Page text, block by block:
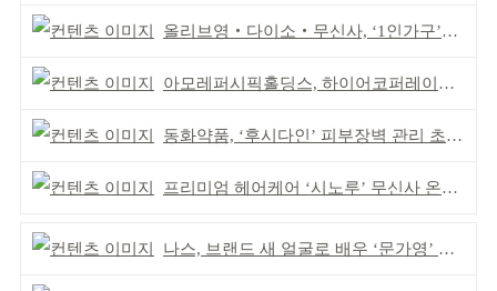
올리브영‧다이소‧무신사, ‘1인가구’가 이끈다
아모레퍼시픽홀딩스, 하이어코퍼레이션과 투자계약
동화약품, ‘후시다인’ 피부장벽 관리 초점 ‘리브랜딩’
프리미엄 헤어케어 ‘시노루’ 무신사 온라인 입점
나스, 브랜드 새 얼굴로 배우 ‘문가영’ 발탁